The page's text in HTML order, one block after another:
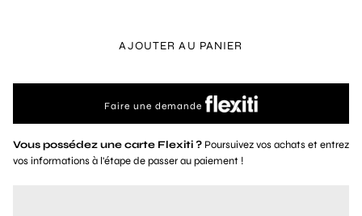
AJOUTER AU PANIER
Faire une demande
Vous possédez une carte Flexiti ? Poursuivez vos achats et entrez
vos informations à l'étape de passer au paiement !